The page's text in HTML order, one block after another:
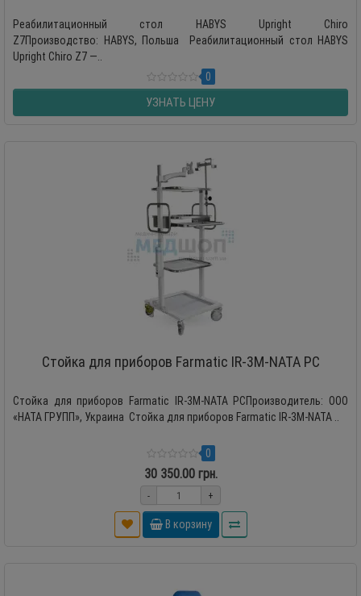
Реабилитационный стол HABYS Upright Chiro
Z7Производство: HABYS, Польша Реабилитационный стол HABYS
Upright Chiro Z7 —..
0
УЗНАТЬ ЦЕНУ
Стойка для приборов Farmatic IR-3M-NATA PC
Стойка для приборов Farmatic IR-3M-NATA PCПроизводитель: ООО
«НАТА ГРУПП», Украина Стойка для приборов Farmatic IR-3M-NATA ..
0
30 350.00 грн.
- +
В корзину